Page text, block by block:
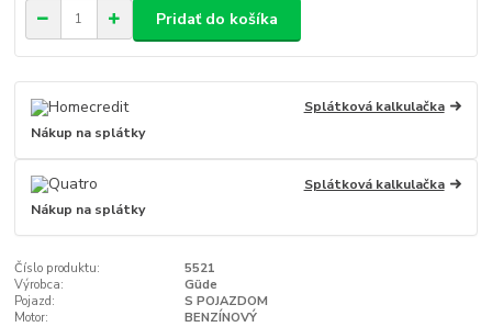
Pridať do košíka
Splátková kalkulačka
Nákup na splátky
Splátková kalkulačka
Nákup na splátky
Číslo produktu:
5521
Výrobca:
Güde
Pojazd:
S POJAZDOM
Motor:
BENZÍNOVÝ